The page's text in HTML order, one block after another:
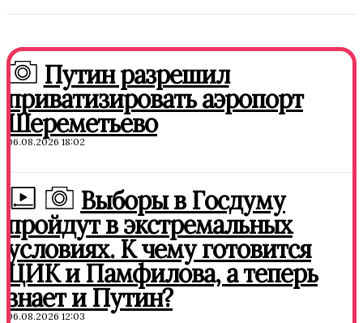
Путин разрешил
приватизировать аэропорт
Шереметьево
06.08.2026 18:02
Выборы в Госдуму
пройдут в экстремальных
условиях. К чему готовится
ЦИК и Памфилова, а теперь
знает и Путин?
06.08.2026 12:03